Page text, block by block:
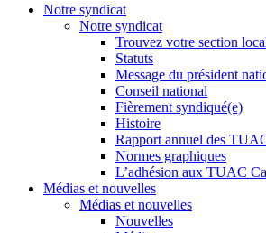
Notre syndicat
Notre syndicat
Trouvez votre section
Statuts
Message du président
Conseil national
Fièrement syndiqué(e)
Histoire
Rapport annuel des
Normes graphiques
L’adhésion aux TUAC
Médias et nouvelles
Médias et nouvelles
Nouvelles